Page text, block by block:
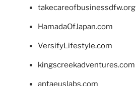
takecareofbusinessdfw.org
HamadaOfJapan.com
VersifyLifestyle.com
kingscreekadventures.com
antaeuslabs.com